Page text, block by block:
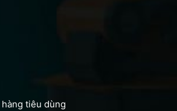
tiêu dùng